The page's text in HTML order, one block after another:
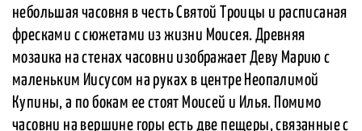
небольшая часовня в честь Святой Троицы и расписаная
фресками с сюжетами из жизни Моисея. Древняя
мозаика на стенах часовни изображает Деву Марию с
маленьким Иисусом на руках в центре Неопалимой
Купины, а по бокам ее стоят Моисей и Илья. Помимо
часовни на вершине горы есть две пещеры, связанные с